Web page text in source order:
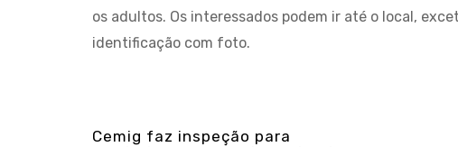
os adultos. Os interessados podem ir até o local,
identificação com foto.
Cemig faz inspeção para